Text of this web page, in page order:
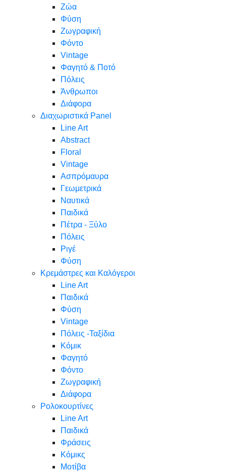
Ζώα
Φύση
Ζωγραφική
Φόντο
Vintage
Φαγητό & Ποτό
Πόλεις
Άνθρωποι
Διάφορα
Διαχωριστικά Panel
Line Art
Abstract
Floral
Vintage
Ασπρόμαυρα
Γεωμετρικά
Ναυτικά
Παιδικά
Πέτρα - Ξύλο
Πόλεις
Ριγέ
Φύση
Κρεμάστρες και Καλόγεροι
Line Art
Παιδικά
Φύση
Vintage
Πόλεις -Ταξίδια
Κόμικ
Φαγητό
Φόντο
Ζωγραφική
Διάφορα
Ρολοκουρτίνες
Line Art
Παιδικά
Φράσεις
Κόμικς
Μοτίβα